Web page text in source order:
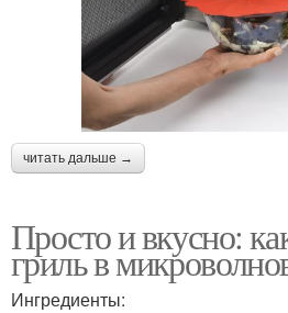
читать дальше →
Просто и вкусно:
гриль в
Ингредиенты: